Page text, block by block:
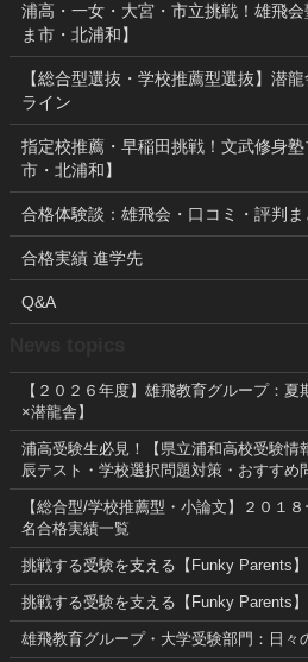
浦高・一女・大宮・市立挑戦！雄飛
ま市・北浦和】
【総合型選抜・学校推薦型選抜】潜
ライン
指定校推薦・早稲田挑戦！文武修身
市・北浦和】
合格体験談：雄飛会・口コミ・評判ま
合格実績 進学先
Q&A
【２０２６年度】雄飛教育グループ：
×潜龍舎】
浦高受験生必見！【県立浦和高校受験情
辰テスト・学校選択問題対策・おすすめ
【総合型/学校推薦型・小論文】２０１
名合格実績一覧
挑戦する受験を支える【Funky Parents
挑戦する受験を支える【Funky Parents
雄飛教育グループ・大学受験部門：日々